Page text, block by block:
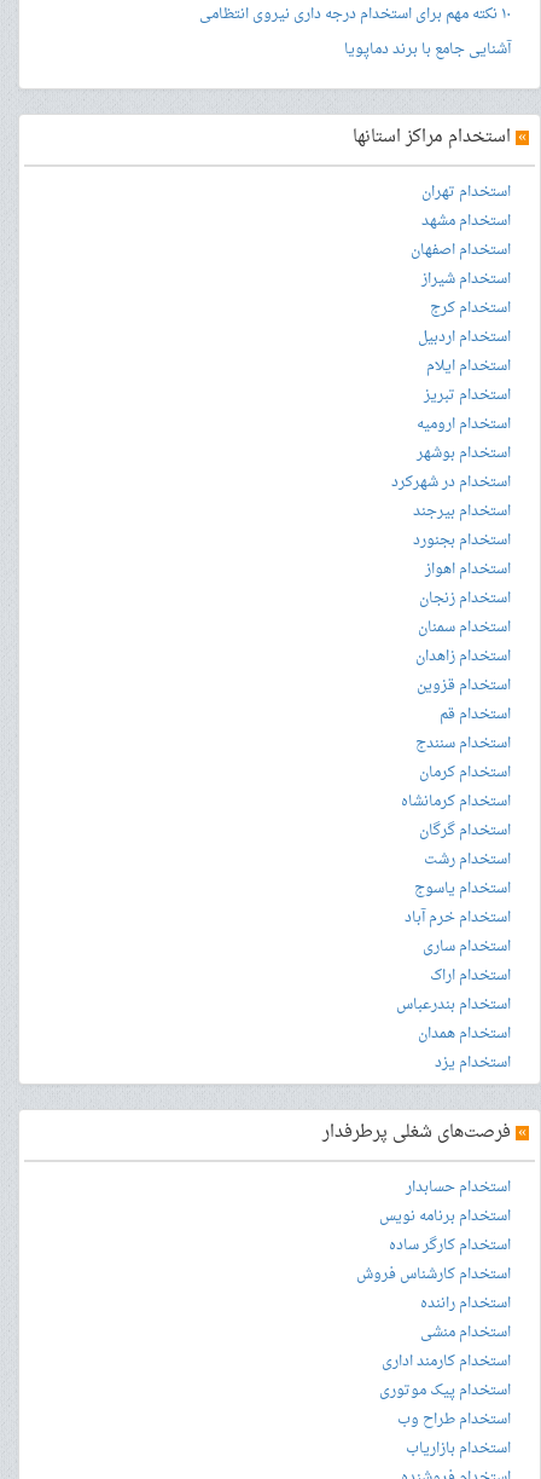
۱۰ نکته مهم برای استخدام درجه داری نیروی انتظامی
آشنایی جامع با برند دماپویا
» استخدام مراکز استانها
استخدام تهران
استخدام مشهد
استخدام اصفهان
استخدام شیراز
استخدام کرج
استخدام اردبیل
استخدام ایلام
استخدام تبریز
استخدام ارومیه
استخدام بوشهر
استخدام در شهرکرد
استخدام بیرجند
استخدام بجنورد
استخدام اهواز
استخدام زنجان
استخدام سمنان
استخدام زاهدان
استخدام قزوین
استخدام قم
استخدام سنندج
استخدام کرمان
استخدام کرمانشاه
استخدام گرگان
استخدام رشت
استخدام یاسوج
استخدام خرم آباد
استخدام ساری
استخدام اراک
استخدام بندرعباس
استخدام همدان
استخدام یزد
» فرصت‌های شغلی پرطرفدار
استخدام حسابدار
استخدام برنامه نویس
استخدام کارگر ساده
استخدام کارشناس فروش
استخدام راننده
استخدام منشی
استخدام کارمند اداری
استخدام پیک موتوری
استخدام طراح وب
استخدام بازاریاب